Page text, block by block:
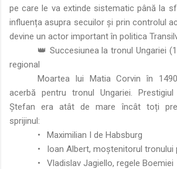
pe care le va extinde sistematic până la
influența asupra secuilor și prin controlul
devine un actor important în politica
👑 Succesiunea la tronul Ungariei
regional
Moartea lui Matia Corvin în
acerbă pentru tronul Ungariei.
Ștefan era atât de mare încât toți
sprijinul:
•
Maximilian I de Habsburg
•
Ioan Albert, moștenitorul tronului
•
Vladislav Jagiello, regele Boemiei